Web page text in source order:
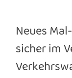
Neues
sicher im